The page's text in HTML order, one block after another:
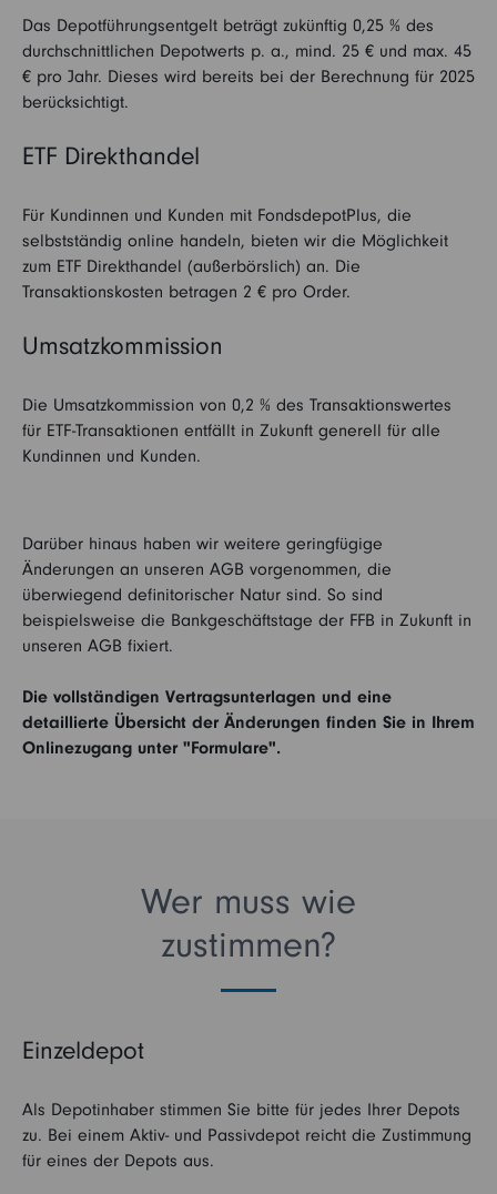
Das Depotführungsentgelt beträgt zukünftig 0,25 % des
durchschnittlichen Depotwerts p. a., mind. 25 € und max. 45
€ pro Jahr. Dieses wird bereits bei der Berechnung für 2025
berücksichtigt.
ETF Direkthandel
Für Kundinnen und Kunden mit FondsdepotPlus, die
selbstständig online handeln, bieten wir die Möglichkeit
zum ETF Direkthandel (außerbörslich) an. Die
Transaktionskosten betragen 2 € pro Order.
Umsatzkommission
Die Umsatzkommission von 0,2 % des Transaktionswertes
für ETF-Transaktionen entfällt in Zukunft generell für alle
Kundinnen und Kunden.
Darüber hinaus haben wir weitere geringfügige
Änderungen an unseren AGB vorgenommen, die
überwiegend definitorischer Natur sind. So sind
beispielsweise die Bankgeschäftstage der FFB in Zukunft in
unseren AGB fixiert.
Die vollständigen Vertragsunterlagen und eine
detaillierte Übersicht der Änderungen finden Sie in Ihrem
Onlinezugang unter "Formulare".
Wer muss wie
zustimmen?
Einzeldepot
Als Depotinhaber stimmen Sie bitte für jedes Ihrer Depots
zu. Bei einem Aktiv- und Passivdepot reicht die Zustimmung
für eines der Depots aus.